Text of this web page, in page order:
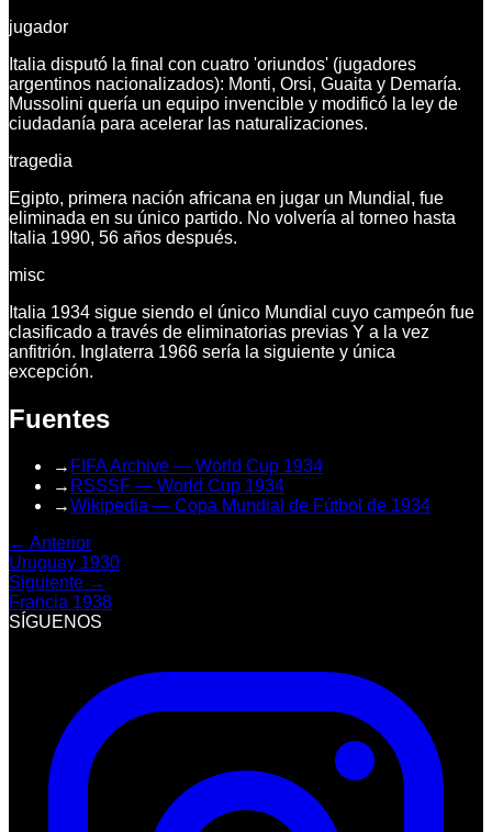
jugador
Italia disputó la final con cuatro 'oriundos' (jugadores
argentinos nacionalizados): Monti, Orsi, Guaita y Demaría.
Mussolini quería un equipo invencible y modificó la ley de
ciudadanía para acelerar las naturalizaciones.
tragedia
Egipto, primera nación africana en jugar un Mundial, fue
eliminada en su único partido. No volvería al torneo hasta
Italia 1990, 56 años después.
misc
Italia 1934 sigue siendo el único Mundial cuyo campeón fue
clasificado a través de eliminatorias previas Y a la vez
anfitrión. Inglaterra 1966 sería la siguiente y única
excepción.
Fuentes
→ FIFA Archive — World Cup 1934
→ RSSSF — World Cup 1934
→Wikipedia — Copa Mundial de Fútbol de 1934
← Anterior
Uruguay 1930
Siguiente →
Francia 1938
SÍGUENOS